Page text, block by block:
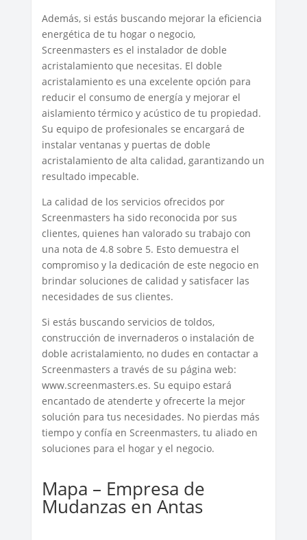
Además, si estás buscando mejorar la eficiencia
energética de tu hogar o negocio,
Screenmasters es el instalador de doble
acristalamiento que necesitas. El doble
acristalamiento es una excelente opción para
reducir el consumo de energía y mejorar el
aislamiento térmico y acústico de tu propiedad.
Su equipo de profesionales se encargará de
instalar ventanas y puertas de doble
acristalamiento de alta calidad, garantizando un
resultado impecable.
La calidad de los servicios ofrecidos por
Screenmasters ha sido reconocida por sus
clientes, quienes han valorado su trabajo con
una nota de 4.8 sobre 5. Esto demuestra el
compromiso y la dedicación de este negocio en
brindar soluciones de calidad y satisfacer las
necesidades de sus clientes.
Si estás buscando servicios de toldos,
construcción de invernaderos o instalación de
doble acristalamiento, no dudes en contactar a
Screenmasters a través de su página web:
www.screenmasters.es. Su equipo estará
encantado de atenderte y ofrecerte la mejor
solución para tus necesidades. No pierdas más
tiempo y confía en Screenmasters, tu aliado en
soluciones para el hogar y el negocio.
Mapa – Empresa de
Mudanzas en Antas